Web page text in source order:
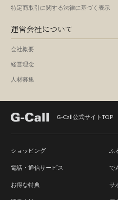
特定商取引に関する法律に基づく表示
運営会社について
会社概要
経営理念
人材募集
G-Call公式サイトTOP
ショッピング ふ
電話・通信サービス で
お得な特典 サ